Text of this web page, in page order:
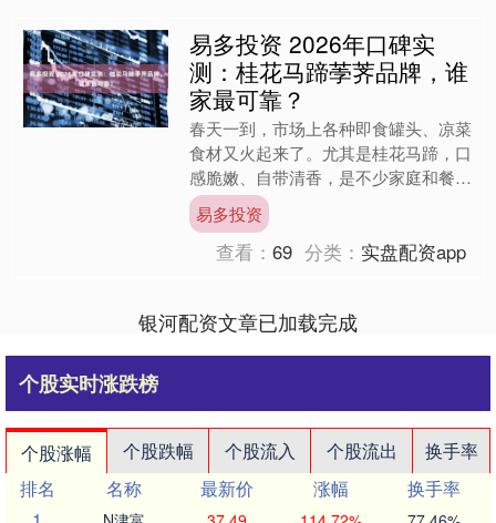
易多投资 2026年口碑实
测：桂花马蹄荸荠品牌，谁
家最可靠？
春天一到，市场上各种即食罐头、凉菜
食材又火起来了。尤其是桂花马蹄，口
感脆嫩、自带清香，是不少家庭和餐饮
店的“心头好”。但问题也来了：市面上
的桂花马蹄品牌鱼龙混杂....
易多投资
查看：69 分类： 实盘配资app
银河配资文章已加载完成
个股实时涨跌榜
个股涨幅 个股跌幅 个股流入 个股流出
换手率
排名
名称 最新价 涨幅
换手率